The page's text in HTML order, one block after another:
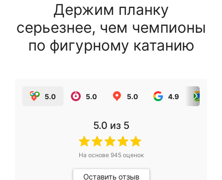
Держим планку
серьезнее, чем чемпионы
по фигурному катанию
5.0 5.0 5.0 4.9
5.0 из 5
На основе 945оценок
Оставить отзыв